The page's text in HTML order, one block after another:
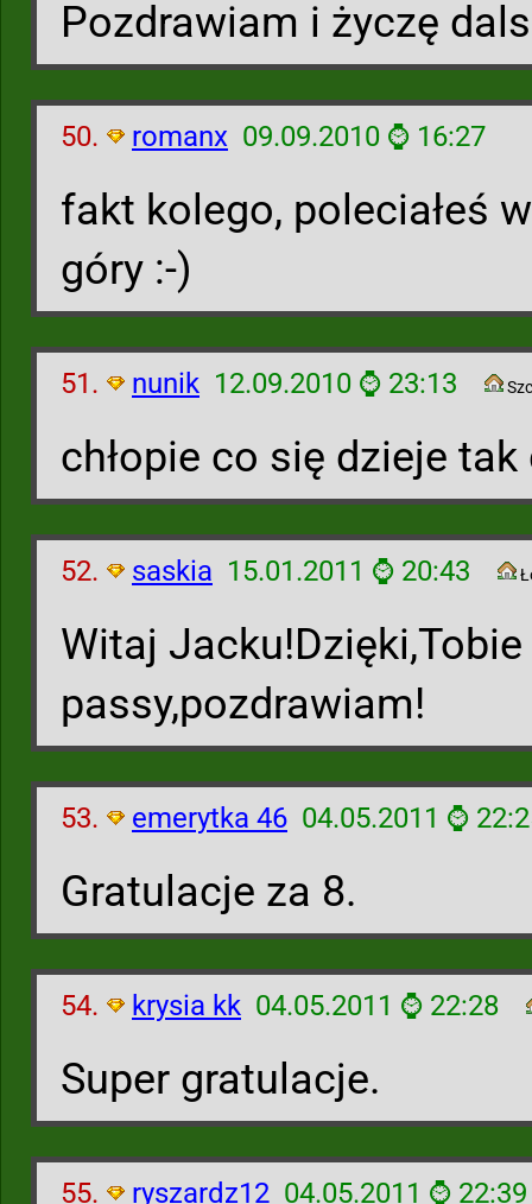
Pozdrawiam i życzę
50. romanx 09.09.2010 ⌚ 16:27
fakt kolego, poleciałeś
góry :-)
51. nunik 12.09.2010 ⌚ 23:13
chłopie co się dzieje tak
52. saskia 15.01.2011 ⌚ 20:43
Witaj
passy,pozdrawiam!
53. emerytka 46 04.05.2011 ⌚
Gratulacje za 8.
54. krysia kk 04.05.2011 ⌚ 22:28
Super gratulacje.
55. ryszardz12 04.05.2011 ⌚ 22:39